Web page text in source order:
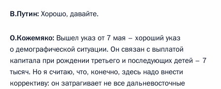
В.Путин: Хорошо, давайте.
О.Кожемяко: Вышел указ от 7 мая – хороший указ
о демографической ситуации. Он связан с выплатой
капитала при рождении третьего и последующих детей – 7
тысяч. Но я считаю, что, конечно, здесь надо внести
коррективу: он затрагивает не все дальневосточные